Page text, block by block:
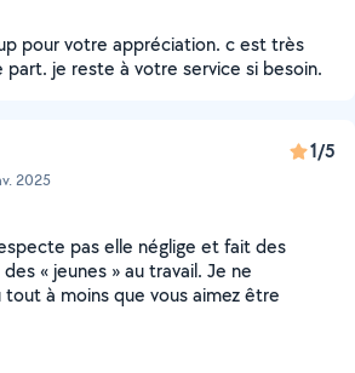
pour votre appréciation. c est très
part. je reste à votre service si besoin.
2025
1/5
pas elle néglige et fait des
« jeunes » au travail. Je ne
à moins que vous aimez être